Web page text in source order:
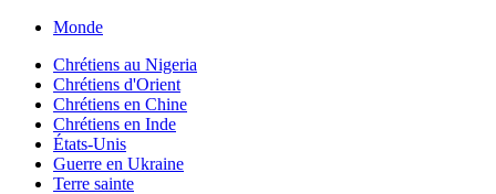
Monde
Chrétiens au Nigeria
Chrétiens d'Orient
Chrétiens en Chine
Chrétiens en Inde
États-Unis
Guerre en Ukraine
Terre sainte